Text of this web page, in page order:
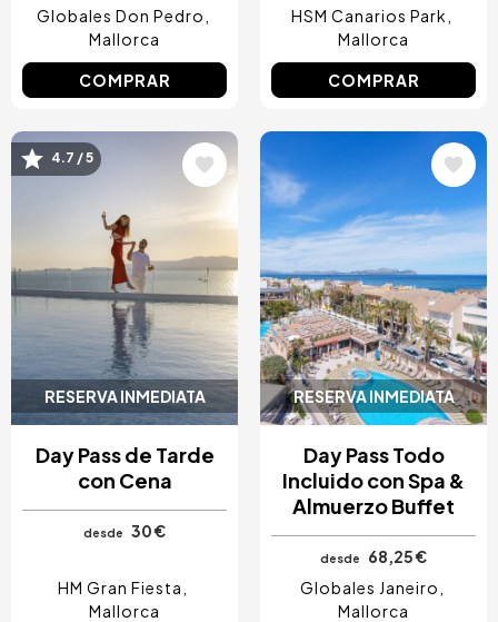
Globales Don Pedro
Mallorca
COMPRAR
HSM Canarios Park
Mallorca
COMPRAR
RESERVA INMEDIATA
Image
4.7 / 5
Day Pass de Tarde
con Cena
desde 30 €
HM Gran Fiesta
Mallorca
RESERVA INMEDIATA
Image
Day Pass Todo
Incluido con Spa &
Almuerzo Buffet
desde
68,25 €
Globales Janeiro
Mallorca